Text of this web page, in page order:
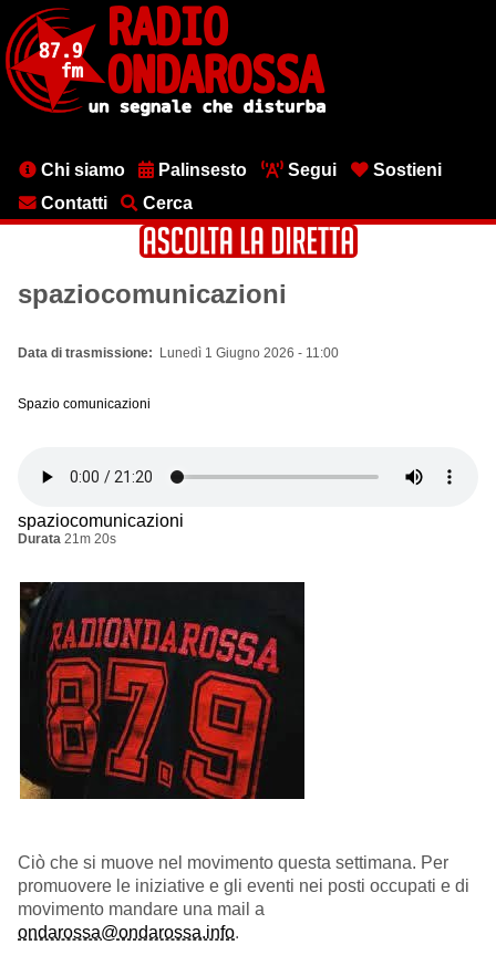
contenuto
principale
MenuChi siamo Palinsesto Segui
Sostieni
Contatti
Cerca
spaziocomunicazioni
Data di trasmissione Lunedì 1 Giugno 2026 - 11:00
Spazio comunicazioni
spaziocomunicazioni
Durata 21m 20s
Ciò che si muove nel movimento questa settimana. Per
promuovere le iniziative e gli eventi nei posti occupati e di
movimento mandare una mail a
ondarossa@ondarossa.info.